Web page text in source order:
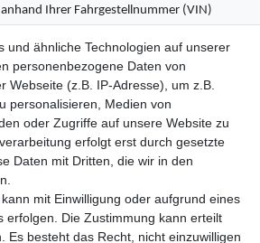
Ihrer Fahrgestellnummer (VIN)
passt
Bj. 2020 - 2024
etwa 1 bis 3 Werktage
und ähnliche Technologien auf unserer
personenbezogene Daten von
Webseite (z.B. IP-Adresse), um z.B.
personalisieren, Medien von
oder Zugriffe auf unsere Website zu
erfolgt erst durch gesetzte
Daten mit Dritten, die wir in den
mit Einwilligung oder aufgrund eines
erfolgen. Die Zustimmung kann erteilt
Es besteht das Recht, nicht einzuwilligen